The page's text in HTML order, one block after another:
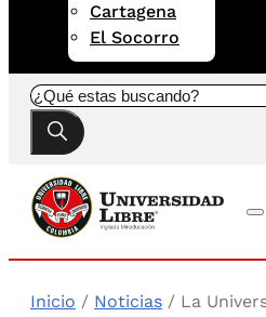
Cartagena
El Socorro
Buscar
Inicio / Noticias / La